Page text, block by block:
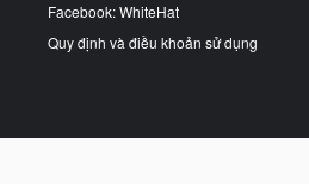
Facebook: WhiteHat
Quy định và điều khoản sử dụng